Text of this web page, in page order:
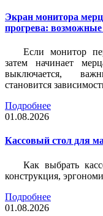
Экран монитора
прогрева:
Если монитор
затем начинает
выключается,
становится
Подробнее
01.08.2026
Кассовый стол для
Как выбрать
конструкция,
Подробнее
01.08.2026